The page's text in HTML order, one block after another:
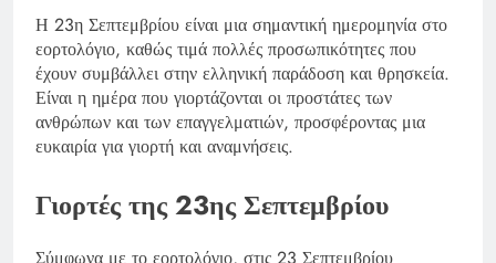
Η 23η Σεπτεμβρίου είναι μια σημαντική ημερομηνία στο
εορτολόγιο, καθώς τιμά πολλές προσωπικότητες που
έχουν συμβάλλει στην ελληνική παράδοση και θρησκεία.
Είναι η ημέρα που γιορτάζονται οι προστάτες των
ανθρώπων και των επαγγελματιών, προσφέροντας μια
ευκαιρία για γιορτή και αναμνήσεις.
Γιορτές της 23ης Σεπτεμβρίου
Σύμφωνα με το εορτολόγιο, στις 23 Σεπτεμβρίου